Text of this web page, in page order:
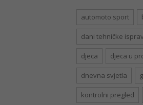
automoto sport
dani tehničke
djeca djeca u
dnevna svjetla
kontrolni pregled